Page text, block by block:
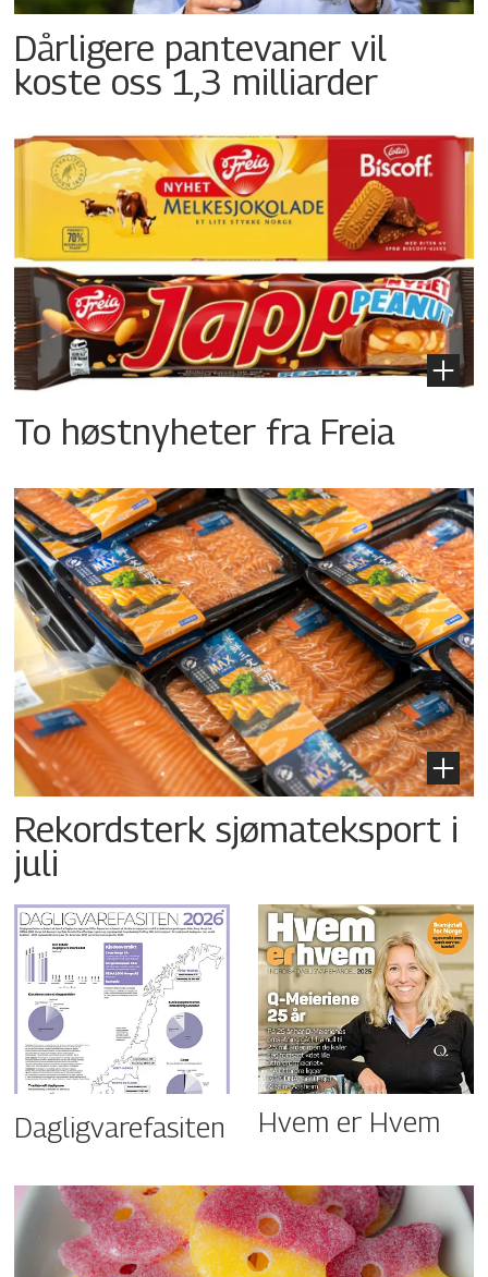
Dårligere pantevaner vil
koste oss 1,3 milliarder
To høstnyheter fra Freia
Rekordsterk sjømateksport i
juli
Dagligvarefasiten Hvem er Hvem